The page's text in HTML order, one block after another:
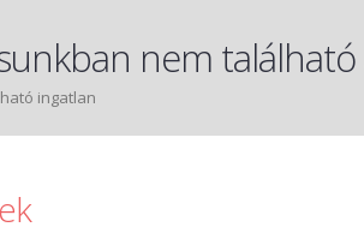
nem
ingatlan